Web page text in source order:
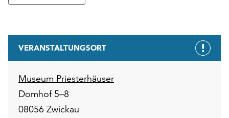
VERANSTALTUNGSORT
Museum Priesterhäuser
Domhof 5–8
08056 Zwickau